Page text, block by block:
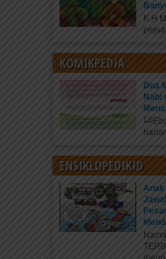
K.H
KOMIKPEDIA
Doa
Nabi
ENSIKLOPEDIKID
Anak